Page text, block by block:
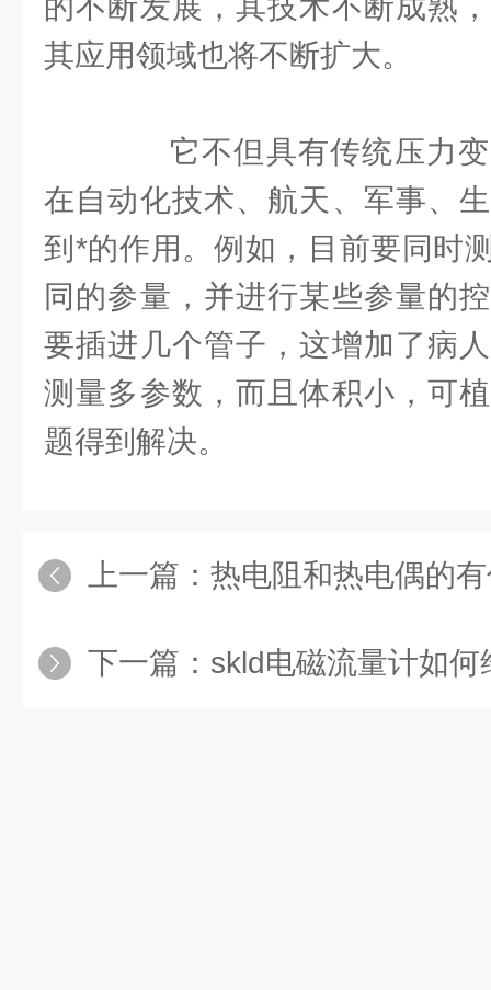
的不断发展，其技术不断成熟
其应用领域也将不断扩大。
它不但具有传统压力变
在自动化技术、航天、军事、
到*的作用。例如，目前要同时
同的参量，并进行某些参量的
要插进几个管子，这增加了病
测量多参数，而且体积小，可
题得到解决。
上一篇： 热电阻和热电偶的
下一篇： skld电磁流量计如何